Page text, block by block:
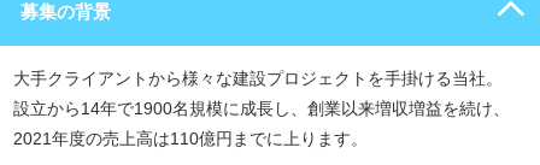
募集の背景
大手クライアントから様々な建設プロジェクトを手掛ける当社。
設立から14年で1900名規模に成長し、創業以来増収増益を続け、
2021年度の売上高は110億円までに上ります。